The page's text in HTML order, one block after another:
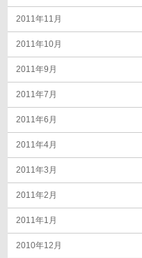
2011年11月
2011年10月
2011年9月
2011年7月
2011年6月
2011年4月
2011年3月
2011年2月
2011年1月
2010年12月